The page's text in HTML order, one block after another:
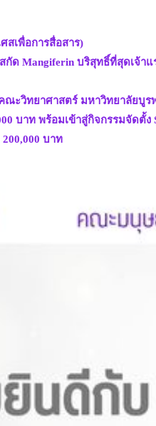
สเพื่อการสื่อสาร)
ด Mangiferin บริสุทธิ์ที่สุดเจ้
ณะวิทยาศาสตร์ มหาวิทยาลัยบูร
บาท พร้อมเข้าสู่กิจกรรมจัดตั้
บาท